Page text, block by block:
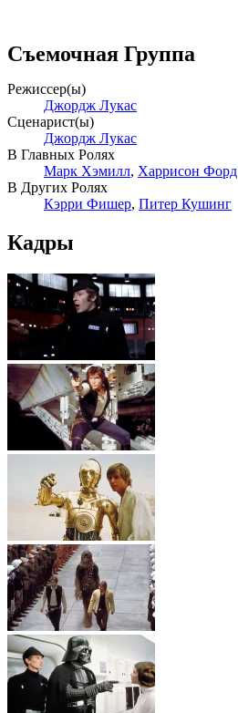
Съемочная Группа
Режиссер(ы)
Джордж Лукас
Сценарист(ы)
Джордж Лукас
В Главных Ролях
Марк Хэмилл, Харрисон Форд
В Других Ролях
Кэрри Фишер, Питер Кушинг
Кадры